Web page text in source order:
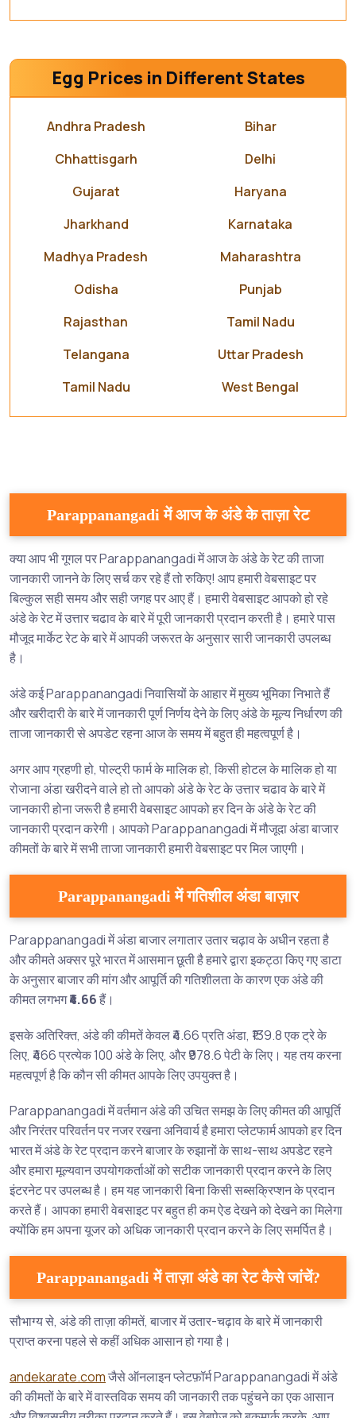
Egg Prices in Different States
Andhra Pradesh
Bihar
Chhattisgarh
Delhi
Gujarat
Haryana
Jharkhand
Karnataka
Madhya Pradesh
Maharashtra
Odisha
Punjab
Rajasthan
Tamil Nadu
Telangana
Uttar Pradesh
Tamil Nadu
West Bengal
Parappanangadi में आज के अंडे के ताज़ा रेट
क्या आप भी गूगल पर Parappanangadi में आज के अंडे के रेट की ताजा
जानकारी जानने के लिए सर्च कर रहे हैं तो रुकिए! आप हमारी वेबसाइट पर
बिल्कुल सही समय और सही जगह पर आए हैं। हमारी वेबसाइट आपको हो रहे
अंडे के रेट में उत्तार चढाव के बारे में पूरी जानकारी प्रदान करती है। हमारे पास
मौजूद मार्केट रेट के बारे में आपकी जरूरत के अनुसार सारी जानकारी उपलब्ध
है।
अंडे कई Parappanangadi निवासियों के आहार में मुख्य भूमिका निभाते हैं
और खरीदारी के बारे में जानकारी पूर्ण निर्णय देने के लिए अंडे के मूल्य निर्धारण की
ताजा जानकारी से अपडेट रहना आज के समय में बहुत ही महत्वपूर्ण है।
अगर आप ग्रहणी हो, पोल्ट्री फार्म के मालिक हो, किसी होटल के मालिक हो या
रोजाना अंडा खरीदने वाले हो तो आपको अंडे के रेट के उत्तार चढाव के बारे में
जानकारी होना जरूरी है हमारी वेबसाइट आपको हर दिन के अंडे के रेट की
जानकारी प्रदान करेगी। आपको Parappanangadi में मौजूदा अंडा बाजार
कीमतों के बारे में सभी ताजा जानकारी हमारी वेबसाइट पर मिल जाएगी।
Parappanangadi में गतिशील अंडा बाज़ार
Parappanangadi में अंडा बाजार लगातार उतार चढ़ाव के अधीन रहता है
और कीमते अक्सर पूरे भारत में आसमान छूती है हमारे द्वारा इकट्ठा किए गए डाटा
के अनुसार बाजार की मांग और आपूर्ति की गतिशीलता के कारण एक अंडे की
कीमत लगभग₹4.66हैं।
इसके अतिरिक्त, अंडे की कीमतें केवल ₹4.66 प्रति अंडा, ₹139.8 एक ट्रे के
लिए, ₹466 प्रत्येक 100 अंडे के लिए, और ₹978.6 पेटी के लिए। यह तय करना
महत्वपूर्ण है कि कौन सी कीमत आपके लिए उपयुक्त है।
Parappanangadi में वर्तमान अंडे की उचित समझ के लिए कीमत की आपूर्ति
और निरंतर परिवर्तन पर नजर रखना अनिवार्य है हमारा प्लेटफार्म आपको हर दिन
भारत में अंडे के रेट प्रदान करने बाजार के रुझानों के साथ-साथ अपडेट रहने
और हमारा मूल्यवान उपयोगकर्ताओं को सटीक जानकारी प्रदान करने के लिए
इंटरनेट पर उपलब्ध है। हम यह जानकारी बिना किसी सब्सक्रिप्शन के प्रदान
करते हैं। आपका हमारी वेबसाइट पर बहुत ही कम ऐड देखने को देखने का मिलेगा
क्योंकि हम अपना यूजर को अधिक जानकारी प्रदान करने के लिए समर्पित है।
Parappanangadi में ताज़ा अंडे का रेट कैसे जांचें?
सौभाग्य से, अंडे की ताज़ा कीमतें, बाजार में उतार-चढ़ाव के बारे में जानकारी
प्राप्त करना पहले से कहीं अधिक आसान हो गया है।
andekarate.comजैसे ऑनलाइन प्लेटफ़ॉर्म Parappanangadi में अंडे
की कीमतों के बारे में वास्तविक समय की जानकारी तक पहुंचने का एक आसान